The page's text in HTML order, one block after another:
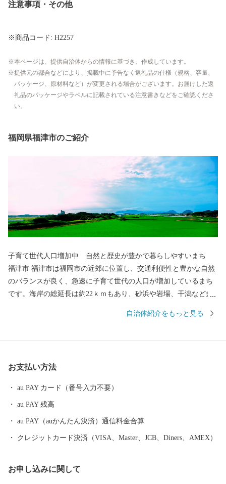
注意事項・その他
※商品コード: H2257
本ページは、提供自治体からの情報に基づき、作成しています。
提供元の都合などにより、掲載中に予告なく返礼品の仕様（規格、容量、
パッケージ、原材料など）が変更される場合がございます。お届けした返
礼品のパッケージやラベルに記載されている注意書きなどをご確認くださ
い。
福岡県福津市のご紹介
子育て世代人口増加中 自然と歴史が豊かで暮らしやすいまち
福津市 福津市は福岡市の近郊に位置し、交通利便性と豊かな自然
のバランスが良く、急速に子育て世代の人口が増加しているまち
です。海岸の総延長は約22ｋｍもあり、砂浜や岩場、干潟など多
島」宗像・沖ノ島と関連遺産群の一つである新原・奴山古墳群、
行きたい、住みたい、住み続けたい、福津の地場産品などを買い
えしたく、お礼の品をご準備しました。 皆様からいただいた寄附
金は、市に対する思い、寄附金に込めた願いを大切に、これから
の魅力あるまちづくりに大切に活用させていただきます。
自治体紹介をもっと見る
お支払い方法
au PAY カード（番号入力不要）
au PAY 残高
au PAY（auかんたん決済）通信料金合算
クレジットカード決済（VISA、Master、JCB、Diners、AMEX）
お申し込みに関して